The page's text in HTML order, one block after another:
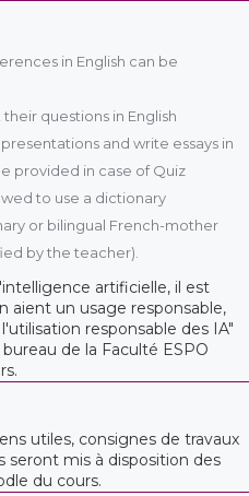
in English can be
questions in English
and write essays in
provided in case of Quiz
to use a dictionary
or bilingual French-mother
by the teacher).
artificielle, il est
aient un usage responsable,
responsable des IA"
de la Faculté ESPO
utiles, consignes de travaux
seront mis à disposition des
du cours.